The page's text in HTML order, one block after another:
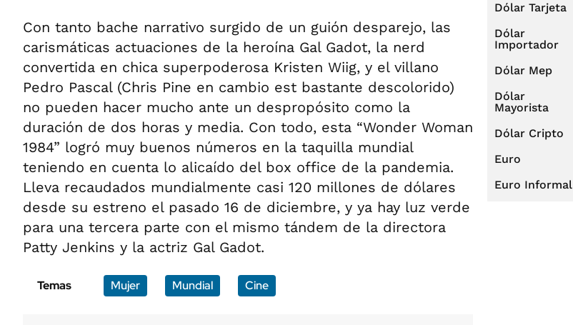
Con tanto bache narrativo surgido de un guión desparejo, las
carismáticas actuaciones de la heroína Gal Gadot, la nerd
convertida en chica superpoderosa Kristen Wiig, y el villano
Pedro Pascal (Chris Pine en cambio est bastante descolorido)
no pueden hacer mucho ante un despropósito como la
duración de dos horas y media. Con todo, esta “Wonder Woman
1984” logró muy buenos números en la taquilla mundial
teniendo en cuenta lo alicaído del box office de la pandemia.
Lleva recaudados mundialmente casi 120 millones de dólares
desde su estreno el pasado 16 de diciembre, y ya hay luz verde
para una tercera parte con el mismo tándem de la directora
Patty Jenkins y la actriz Gal Gadot.
Temas Mujer Mundial Cine
Dólar Tarjeta
Dólar
Importador
Dólar Mep
Dólar
Mayorista
Dólar Cripto
Euro
Euro Informal